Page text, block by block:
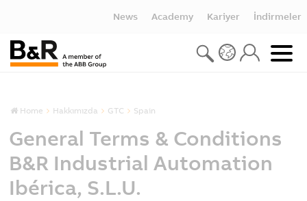
News Academy Kariyer İndirmeler
Home Hakkımızda GTC Spain
General Terms & Conditions
B&R Industrial Automation
Ibérica, S.L.U.